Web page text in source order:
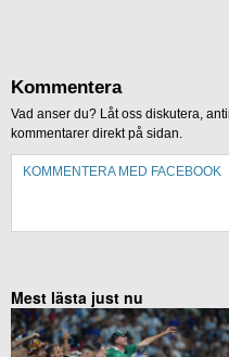
Kommentera
Vad anser du? Låt oss diskutera,
kommentarer direkt på sidan.
KOMMENTERA MED FACEBOOK
Mest lästa just nu